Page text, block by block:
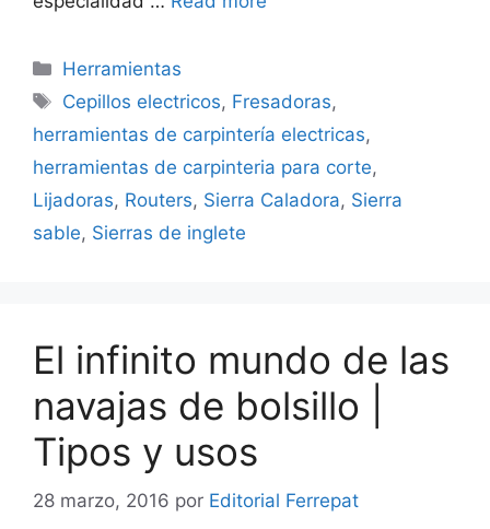
Categorías
Herramientas
Etiquetas
Cepillos electricos, Fresadoras,
herramientas de carpintería electricas,
herramientas de carpinteria para corte,
Lijadoras, Routers, Sierra Caladora, Sierra
sable, Sierras de inglete
El infinito mundo de las
navajas de bolsillo |
Tipos y usos
28 marzo, 2016 por Editorial Ferrepat